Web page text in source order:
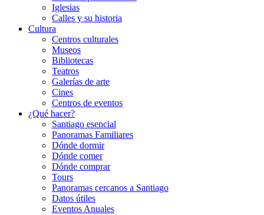
Iglesias
Calles y su historia
Cultura
Centros culturales
Museos
Bibliotecas
Teatros
Galerí­as de arte
Cines
Centros de eventos
¿Qué hacer?
Santiago esencial
Panoramas Familiares
Dónde dormir
Dónde comer
Dónde comprar
Tours
Panoramas cercanos a Santiago
Datos útiles
Eventos Anuales